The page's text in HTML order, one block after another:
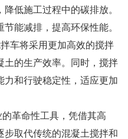
低施工过程中的碳排放。
能减排，提高环保性能。
车将采用更加高效的搅拌
土的生产效率。同时，搅拌
力和行驶稳定性，适应更加
革命性工具，凭借其高
步取代传统的混凝土搅拌和